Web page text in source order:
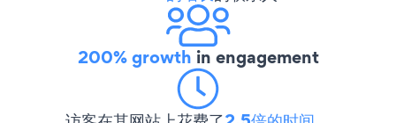
200% growth in engagement